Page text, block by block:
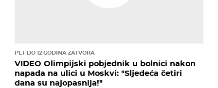
PET DO 12 GODINA ZATVORA
VIDEO Olimpijski pobjednik u bolnici nakon
napada na ulici u Moskvi: "Sljedeća četiri
dana su najopasnija!"